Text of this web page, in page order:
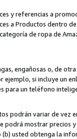
y referencias a
a Productos dentro
de ropa de
engañosas o, de
si incluye un
para un teléfono
podrán variar de vez
podrá mostrar
usted obtenga la